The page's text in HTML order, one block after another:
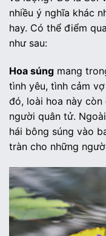
nhiều ý nghĩa khác
hay. Có thể điểm
như sau:
Hoa súng mang
tình yêu, tình cảm
đó, loài hoa này
người quân tử.
hái bông súng vào
tràn cho những